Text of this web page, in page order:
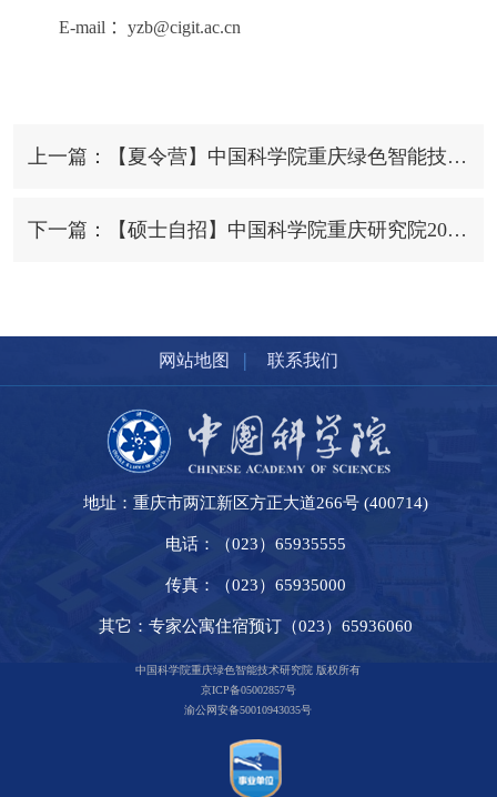
E-mail ： yzb@cigit.ac.cn
上一篇：【夏令营】中国科学院重庆绿色智能技术研究院（中国科学院大学重庆学院）2024年“绿智风采”优秀大学生夏令营活动方案
下一篇：【硕士自招】中国科学院重庆研究院2024年硕士研究生招生一志愿考生拟录取名单
网站地图 | 联系我们
地址：重庆市两江新区方正大道266号 (400714)
电话：（023）65935555
传真：（023）65935000
其它：专家公寓住宿预订（023）65936060
中国科学院重庆绿色智能技术研究院 版权所有
京ICP备05002857号
渝公网安备50010943035号